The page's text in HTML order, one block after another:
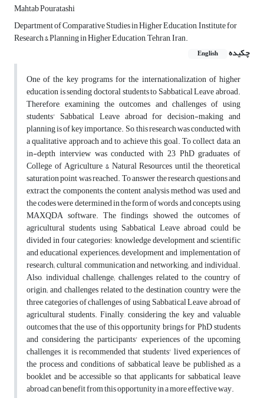
Mahtab Pouratashi
Department of Comparative Studies in Higher Education, Institute for
Research & Planning in Higher Education, Tehran, Iran.
چکیده
English
One of the key programs for the internationalization of higher
education is sending doctoral students to Sabbatical Leave abroad.
Therefore, examining the outcomes and challenges of using
students' Sabbatical Leave abroad for decision-making and
planning is of key importance. So, this research was conducted with
a qualitative approach and to achieve this goal. To collect data, an
in-depth interview was conducted with 23 PhD graduates of
College of Agriculture & Natural Resources until the theoretical
saturation point was reached. To answer the research questions and
extract the components, the content analysis method was used and
the codes were determined in the form of words and concepts, using
MAXQDA software. The findings showed the outcomes of
agricultural students using Sabbatical Leave abroad could be
divided in four categories: knowledge development and scientific
and educational experiences; development and implementation of
research; cultural, communication and networking; and individual.
Also, individual challenge; challenges related to the country of
origin; and challenges related to the destination country were the
three categories of challenges of using Sabbatical Leave abroad of
agricultural students. Finally, considering the key and valuable
outcomes that the use of this opportunity brings for PhD students
and considering the participants' experiences of the upcoming
challenges, it is recommended that students' lived experiences of
the process and conditions of sabbatical leave be published as a
booklet and be accessible so that applicants for sabbatical leave
abroad can benefit from this opportunity in a more effective way.